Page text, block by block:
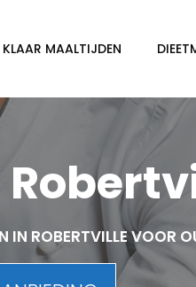
MAALTIJDEN
ROBERTVILLE VOOR